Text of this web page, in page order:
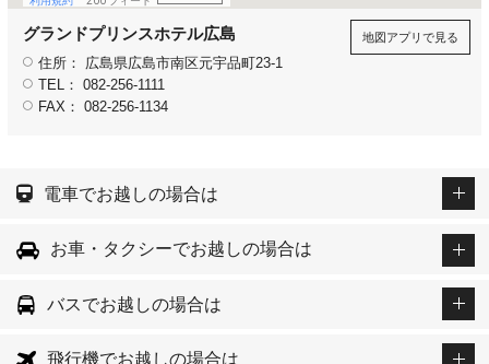
グランドプリンスホテル広島
住所： 広島県広島市南区元宇品町23-1
TEL： 082-256-1111
FAX： 082-256-1134
地図アプリで見る
電車でお越しの場合は
お車・タクシーでお越しの場合は
バスでお越しの場合は
飛行機でお越しの場合は